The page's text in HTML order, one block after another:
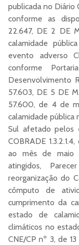
publicada no Diário
conforme as
22.647, DE 2 DE
calamidade
evento adverso
conforme
Desenvolvimento
57.603, DE 5 DE
57.600, de 4 de
calamidade pública
Sul afetado pelos
COBRADE
ao mês de maio
atingidos,
reorganização do
cômputo de
cumprimento da
estado de
climáticos no
CNE/CP nº 3, de